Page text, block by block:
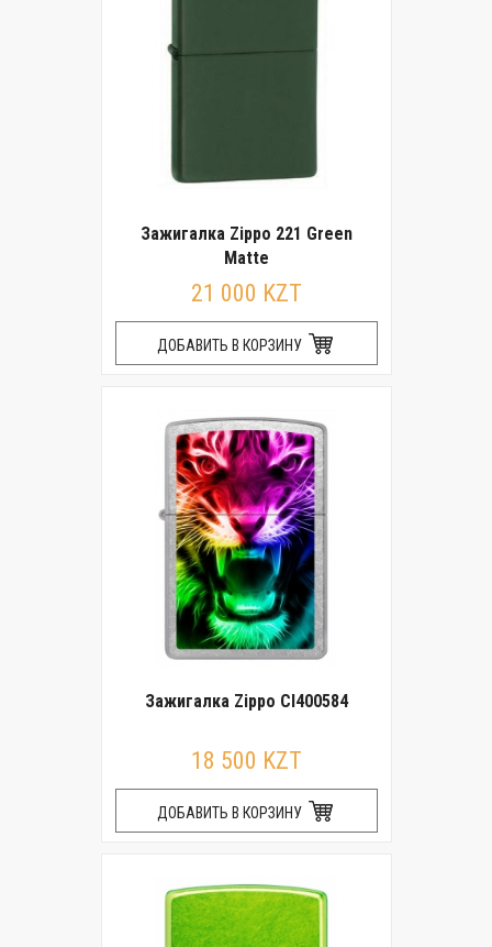
Зажигалка Zippo 221 Green
Matte
21 000 KZT
ДОБАВИТЬ В КОРЗИНУ
Зажигалка Zippo CI400584
18 500 KZT
ДОБАВИТЬ В КОРЗИНУ